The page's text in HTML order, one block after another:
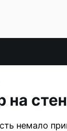
на
немало